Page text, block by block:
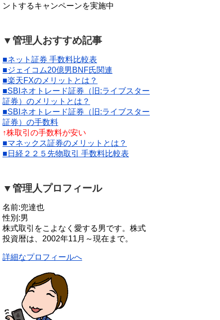
ントするキャンペーンを実施中
▼管理人おすすめ記事
■ネット証券 手数料比較表
■ジェイコム20億男BNF氏関連
■楽天FXのメリットとは？
■SBIネオトレード証券（旧:ライブスター
証券）のメリットとは？
■SBIネオトレード証券（旧:ライブスター
証券）の手数料
↑株取引の手数料が安い
■マネックス証券のメリットとは？
■日経２２５先物取引 手数料比較表
▼管理人プロフィール
名前:兜達也
性別:男
株式取引をこよなく愛する男です。株式
投資暦は、2002年11月～現在まで。
詳細なプロフィールへ